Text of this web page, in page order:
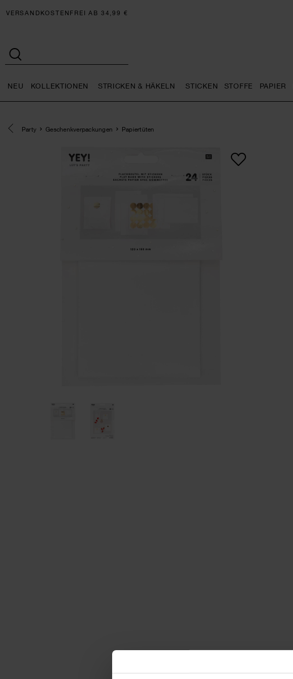
VERSANDKOSTENFREI AB 34,99 €
NEU KOLLEKTIONEN STRICKEN & HÄKELN STICKEN STOFFE PAPIER
Eine Kategorie zurück navigieren
Party Geschenkverpackungen Papiertüten